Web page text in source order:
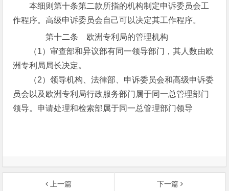
本细则第十条第二款所指的机构制定申诉委员会工
作程序。高级申诉委员会自己可以决定其工作程序。
第十二条 欧洲专利局的管理机构
（1）审查部和异议部有同一领导部门，其人数由欧
洲专利局局长决定。
（2）领导机构、法律部、申诉委员会和高级申诉委
员会以及欧洲专利局行政服务部门属于同一总管理部门
领导。申请处理和检索部属于同一总管理部门领导
上一篇 下一篇